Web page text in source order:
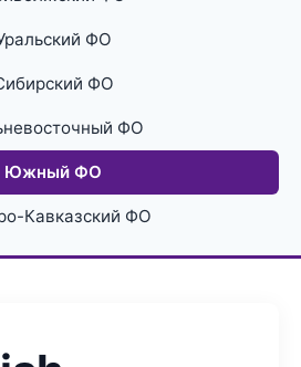
ФО
ФО
ФО
Южный ФО
Кавказский ФО